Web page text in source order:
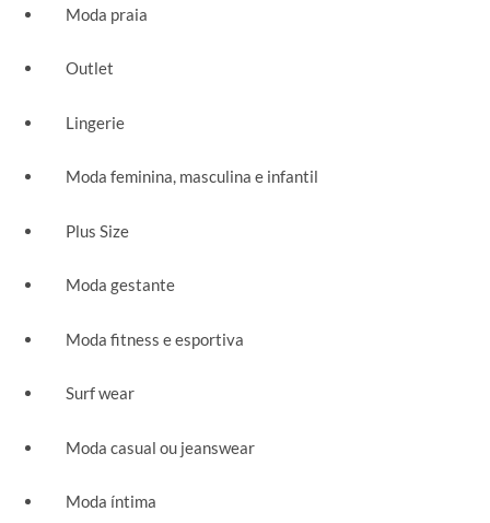
Moda praia
Outlet
Lingerie
Moda feminina, masculina e infantil
Plus Size
Moda gestante
Moda fitness e esportiva
Surf wear
Moda casual ou jeanswear
Moda íntima